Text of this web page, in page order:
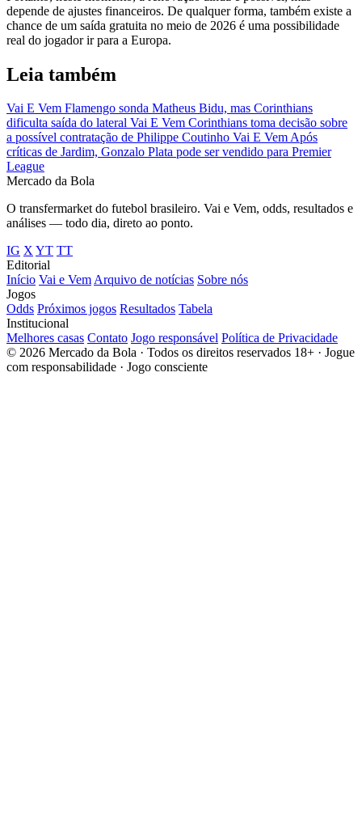
depende de ajustes financeiros. De qualquer forma, também existe a
chance de um saída gratuita no meio de 2026 é uma possibilidade
real do jogador ir para a Europa.
Leia também
Vai E Vem Flamengo sonda Matheus Bidu, mas Corinthians
dificulta saída do lateral Vai E Vem Corinthians toma decisão sobre
a possível contratação de Philippe Coutinho Vai E VemApós
críticas de Jardim, Gonzalo Plata pode ser vendido para Premier
League
Mercado da Bola
O transfermarket do futebol brasileiro. Vai e Vem, odds, resultados e
análises — todo dia, direto ao ponto.
IG XYT TT
Editorial
Início Vai e VemArquivo de notícias Sobre nós
Jogos
Odds Próximos jogos Resultados Tabela
Institucional
Melhores casas Contato Jogo responsável Política de Privacidade
© 2026 Mercado da Bola · Todos os direitos reservados 18+ · Jogue
com responsabilidade · Jogo consciente